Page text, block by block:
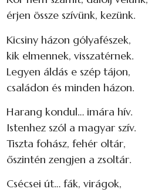
érjen össze szívünk, kezünk.
Kicsiny házon gólyafészek,
kik elmennek, visszatérnek.
Legyen áldás e szép tájon,
családon és minden házon.
Harang kondul… imára hív.
Istenhez szól a magyar szív.
Tiszta fohász, fehér oltár,
őszintén zengjen a zsoltár.
Csécsei út… fák, virágok,